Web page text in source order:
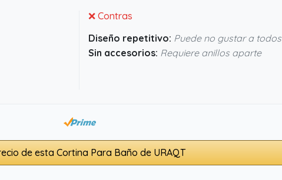
❌ Contras
Diseño repetitivo: Puede no gustar a todos
Sin accesorios: Requiere anillos aparte
de esta Cortina Para Baño de URAQT